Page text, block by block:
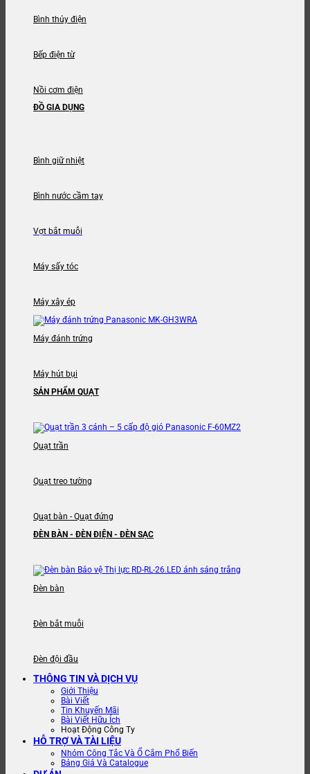
Bình thủy điện
Bếp điện từ
Nồi cơm điện
ĐỒ GIA DỤNG
Bình giữ nhiệt
Bình nước cầm tay
Vợt bắt muỗi
Máy sấy tóc
Máy xây ép
Máy đánh trứng
Máy hút bụi
SẢN PHẨM QUẠT
Quạt trần
Quạt treo tường
Quạt bàn - Quạt đứng
ĐÈN BÀN - ĐÈN ĐIỆN - ĐÈN SẠC
Đèn bàn
Đèn bắt muỗi
Đèn đội đầu
THÔNG TIN VÀ DỊCH VỤ
Giới Thiệu
Bài Viết
Tin Khuyến Mãi
Bài Viết Hữu Ích
Hoạt Động Công Ty
HỖ TRỢ VÀ TÀI LIỆU
Nhóm Công Tắc Và Ổ Cắm Phổ Biến
Bảng Giá Và Catalogue